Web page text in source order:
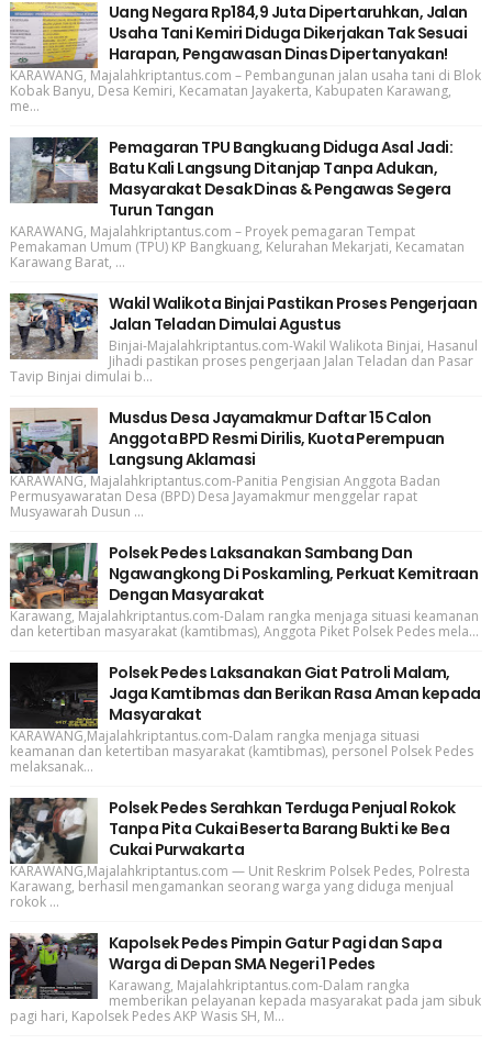
Uang Negara Rp184,9 Juta Dipertaruhkan, Jalan
Usaha Tani Kemiri Diduga Dikerjakan Tak Sesuai
Harapan, Pengawasan Dinas Dipertanyakan!
KARAWANG, Majalahkriptantus.com – Pembangunan jalan usaha tani di Blok
Kobak Banyu, Desa Kemiri, Kecamatan Jayakerta, Kabupaten Karawang,
me...
Pemagaran TPU Bangkuang Diduga Asal Jadi:
Batu Kali Langsung Ditanjap Tanpa Adukan,
Masyarakat Desak Dinas & Pengawas Segera
Turun Tangan
KARAWANG, Majalahkriptantus.com – Proyek pemagaran Tempat
Pemakaman Umum (TPU) KP Bangkuang, Kelurahan Mekarjati, Kecamatan
Karawang Barat, ...
Wakil Walikota Binjai Pastikan Proses Pengerjaan
Jalan Teladan Dimulai Agustus
Binjai-Majalahkriptantus.com-Wakil Walikota Binjai, Hasanul
Jihadi pastikan proses pengerjaan Jalan Teladan dan Pasar
Tavip Binjai dimulai b...
Musdus Desa Jayamakmur Daftar 15 Calon
Anggota BPD Resmi Dirilis, Kuota Perempuan
Langsung Aklamasi
KARAWANG, Majalahkriptantus.com-Panitia Pengisian Anggota Badan
Permusyawaratan Desa (BPD) Desa Jayamakmur menggelar rapat
Musyawarah Dusun ...
Polsek Pedes Laksanakan Sambang Dan
Ngawangkong Di Poskamling, Perkuat Kemitraan
Dengan Masyarakat
Karawang, Majalahkriptantus.com-Dalam rangka menjaga situasi keamanan
dan ketertiban masyarakat (kamtibmas), Anggota Piket Polsek Pedes mela...
Polsek Pedes Laksanakan Giat Patroli Malam,
Jaga Kamtibmas dan Berikan Rasa Aman kepada
Masyarakat
KARAWANG,Majalahkriptantus.com-Dalam rangka menjaga situasi
keamanan dan ketertiban masyarakat (kamtibmas), personel Polsek Pedes
melaksanak...
Polsek Pedes Serahkan Terduga Penjual Rokok
Tanpa Pita Cukai Beserta Barang Bukti ke Bea
Cukai Purwakarta
KARAWANG,Majalahkriptantus.com — Unit Reskrim Polsek Pedes, Polresta
Karawang, berhasil mengamankan seorang warga yang diduga menjual
rokok ...
Kapolsek Pedes Pimpin Gatur Pagi dan Sapa
Warga di Depan SMA Negeri 1 Pedes
Karawang, Majalahkriptantus.com-Dalam rangka
memberikan pelayanan kepada masyarakat pada jam sibuk
pagi hari, Kapolsek Pedes AKP Wasis SH, M...